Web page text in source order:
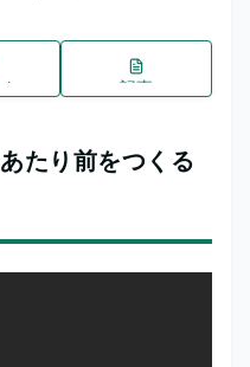
記事
たり前をつくる